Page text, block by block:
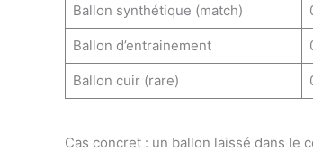
Ballon synthétique (match)
Ballon d’entrainement
Ballon cuir (rare)
Cas concret : un ballon laissé dans le